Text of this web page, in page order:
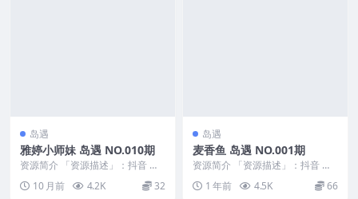
岛遇
雅婷小师妹 岛遇 NO.010期
资源简介 「资源描述」：抖音 雅
婷小师妹 岛遇 NO.010期 【12P2
V】 ...10 月前 4.2K 32
岛遇
麦香鱼 岛遇 NO.001期
资源简介 「资源描述」：抖音 麦
香鱼 岛遇 NO.001期 【18P14V】
「...1 年前 4.5K 66